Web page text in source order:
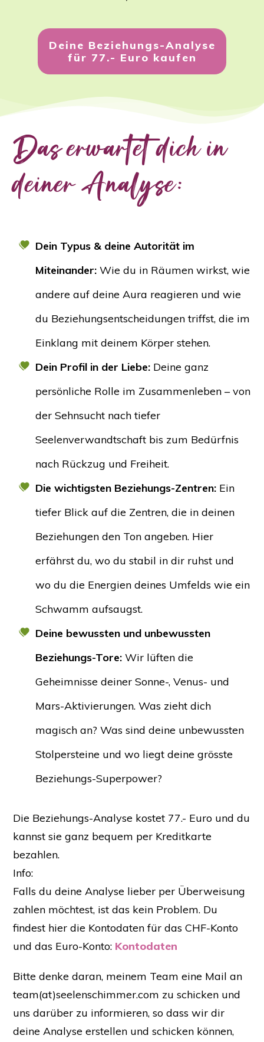
Deine Beziehungs-Analyse
für 77.- Euro kaufen
Das erwartet dich in
deiner Analyse:
Dein Typus & deine Autorität im
Miteinander: Wie du in Räumen wirkst, wie
andere auf deine Aura reagieren und wie
du Beziehungsentscheidungen triffst, die im
Einklang mit deinem Körper stehen.
Dein Profil in der Liebe: Deine ganz
persönliche Rolle im Zusammenleben – von
der Sehnsucht nach tiefer
Seelenverwandtschaft bis zum Bedürfnis
nach Rückzug und Freiheit.
Die wichtigsten Beziehungs-Zentren: Ein
tiefer Blick auf die Zentren, die in deinen
Beziehungen den Ton angeben. Hier
erfährst du, wo du stabil in dir ruhst und
wo du die Energien deines Umfelds wie ein
Schwamm aufsaugst.
Deine bewussten und unbewussten
Beziehungs-Tore: Wir lüften die
Geheimnisse deiner Sonne-, Venus- und
Mars-Aktivierungen. Was zieht dich
magisch an? Was sind deine unbewussten
Stolpersteine und wo liegt deine grösste
Beziehungs-Superpower?
Die Beziehungs-Analyse kostet 77.- Euro und du
kannst sie ganz bequem per Kreditkarte
bezahlen.
Info:
Falls du deine Analyse lieber per Überweisung
zahlen möchtest, ist das kein Problem. Du
findest hier die Kontodaten für das CHF-Konto
und das Euro-Konto: Kontodaten
Bitte denke daran, meinem Team eine Mail an
team(at)seelenschimmer.com zu schicken und
uns darüber zu informieren, so dass wir dir
deine Analyse erstellen und schicken können,